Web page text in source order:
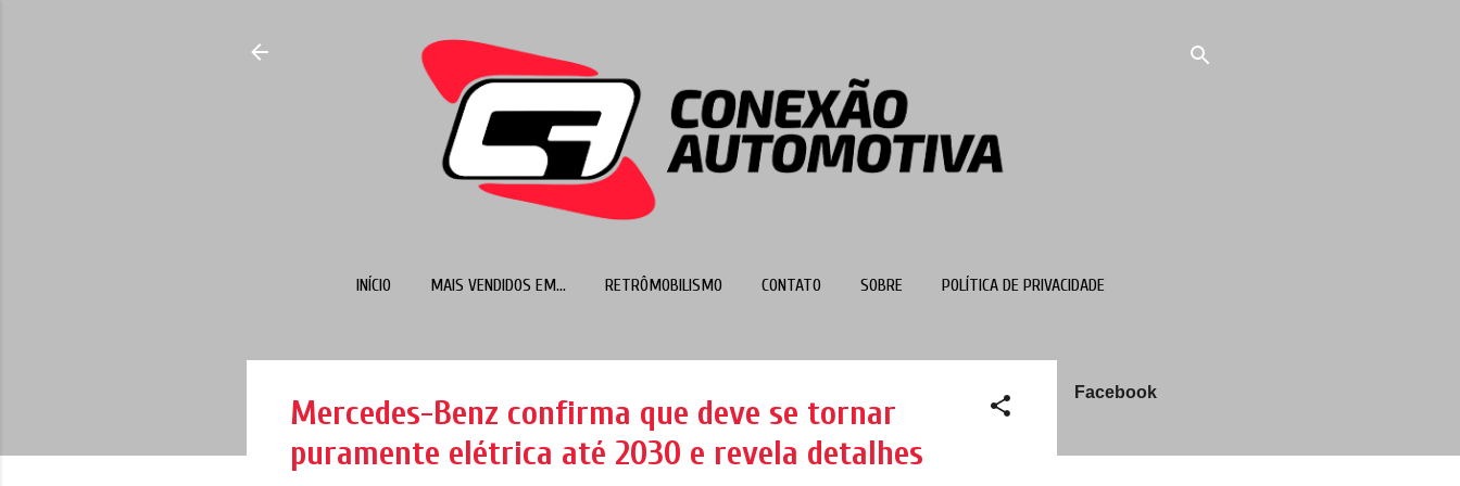
INÍCIO MAIS VENDIDOS EM... RETRÔMOBILISMO CONTATO SOBRE POLÍTICA DE PRIVACIDADE
Facebook
Mercedes-Benz confirma que deve se tornar
puramente elétrica até 2030 e revela detalhes